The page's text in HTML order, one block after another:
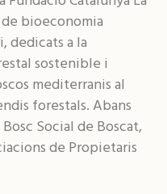
bioeconomia
dedicats a la
sostenible i
mediterranis al
forestals. Abans
Social de Boscat,
de Propietaris